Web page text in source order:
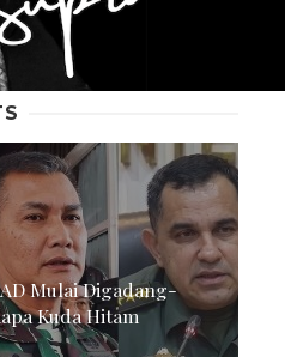
Mulai Digadang-
Kuda Hitam